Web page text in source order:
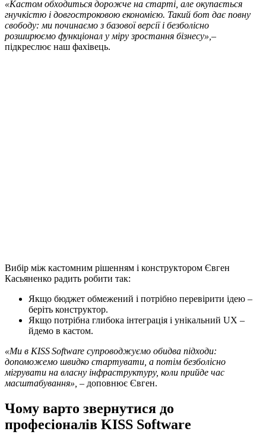
«Кастом обходиться дорожче на старті, але окупається
гнучкістю і довгостроковою економією. Такий бот дає повну
свободу: ми починаємо з базової версії і безболісно
розширюємо функціонал у міру зростання бізнесу», –
підкреслює наш фахівець.
Вибір між кастомним рішенням і конструктором Євген
Касьяненко радить робити так:
Якщо бюджет обмежений і потрібно перевірити ідею –
беріть конструктор.
Якщо потрібна глибока інтеграція і унікальний UX –
йдемо в кастом.
«Ми в KISS Software супроводжуємо обидва підходи:
допоможемо швидко стартувати, а потім безболісно
мігрувати на власну інфраструктуру, коли прийде час
масштабування», – доповнює Євген.
Чому варто звернутися до
професіоналів KISS Software